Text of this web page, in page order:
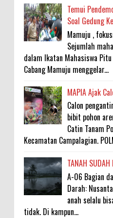
Temui
Soal Gedung
Mamuju ,
Sejumlah
dalam Ikatan Mahasiswa Pitu
Cabang Mamuju menggelar...
MAPIA Ajak
Calon
bibit pohon
Catin Tanam
Kecamatan Campalagian.
TANAH SUDAH
A-06 Bagian
Darah:
anah selalu
tidak. Di kampun...